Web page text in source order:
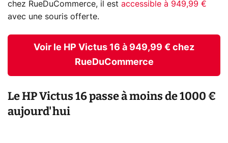
chez RueDuCommerce, il est accessible à 949,99 €
avec une souris offerte.
Voir le HP Victus 16 à 949,99 € chez
RueDuCommerce
Le HP Victus 16 passe à moins de 1000 €
aujourd'hui